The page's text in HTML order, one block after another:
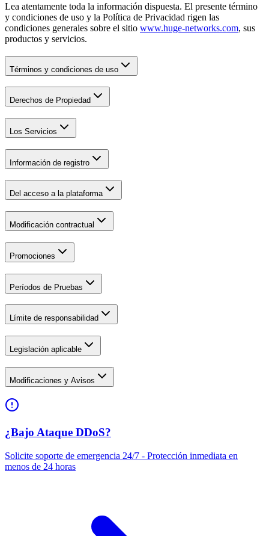
Lea atentamente toda la información dispuesta. El presente término
y condiciones de uso y la Política de Privacidad rigen las
condiciones generales sobre el sitio www.huge-networks.com, sus
productos y servicios.
Términos y condiciones de uso
Derechos de Propiedad
Los Servicios
Información de registro
Del acceso a la plataforma
Modificación contractual
Promociones
Períodos de Pruebas
Límite de responsabilidad
Legislación aplicable
Modificaciones y Avisos
¿Bajo Ataque DDoS?
Solicite soporte de emergencia 24/7 - Protección inmediata en
menos de 24 horas